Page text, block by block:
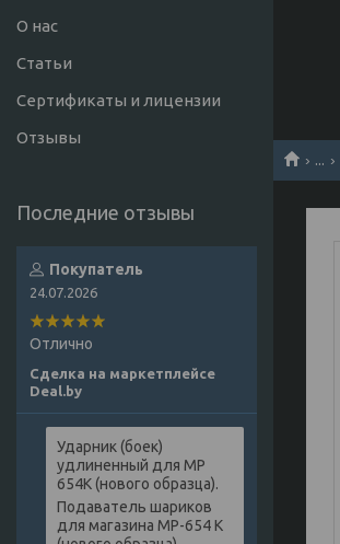
...
О нас
Статьи
Сертификаты и лицензии
Отзывы
Покупатель
24.07.2026
Отлично
Сделка на маркетплейсе
Deal.by
Ударник (боек)
удлиненный для МР
654К (нового образца).
Подаватель шариков
для магазина МР-654 К